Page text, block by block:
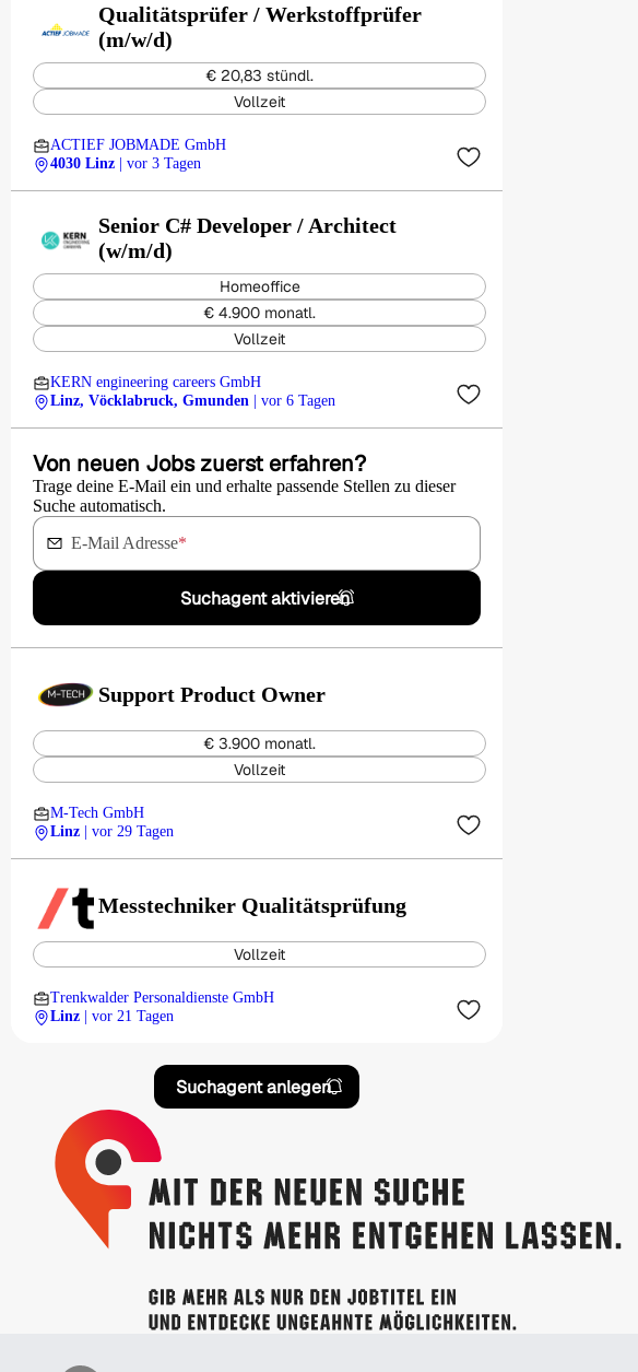
Qualitätsprüfer / Werkstoffprüfer
(m/w/d)
€ 20,83 stündl.
Vollzeit
ACTIEF JOBMADE GmbH
4030 Linz
| vor 3 Tagen
Senior C# Developer / Architect
(w/m/d)
Homeoffice
€ 4.900 monatl.
Vollzeit
KERN engineering careers GmbH
Linz, Vöcklabruck, Gmunden
| vor 6 Tagen
Von neuen Jobs zuerst erfahren?
Trage deine E-Mail ein und erhalte passende Stellen zu dieser
Suche automatisch.
E-Mail Adresse*
Suchagent aktivieren
Support Product Owner
€ 3.900 monatl.
Vollzeit
M-Tech GmbH
Linz
| vor 29 Tagen
Messtechniker Qualitätsprüfung
Vollzeit
Trenkwalder Personaldienste GmbH
Linz
| vor 21 Tagen
Suchagent anlegen